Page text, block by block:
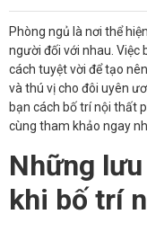
Phòng ngủ là nơi thể
người đối với nhau. Việc
cách tuyệt vời để tạo
và thú vị cho đôi uyên
bạn cách bố trí nội thất
cùng tham khảo ngay
Những
khi bố trí